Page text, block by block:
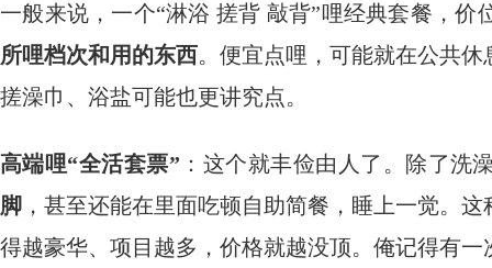
一般来说，一个“淋浴 搓背 敲背”哩经典套餐，价
所哩档次和用的东西。便宜点哩，可能就在公共
搓澡巾、浴盐可能也更讲究点。
高端哩“全活套票” ：这个就丰俭由人了。除了洗
脚 ，甚至还能在里面吃顿自助简餐，睡上一觉。
得越豪华、项目越多，价格就越没顶。俺记得有